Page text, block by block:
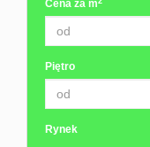
Cena za m
Piętro
Rynek